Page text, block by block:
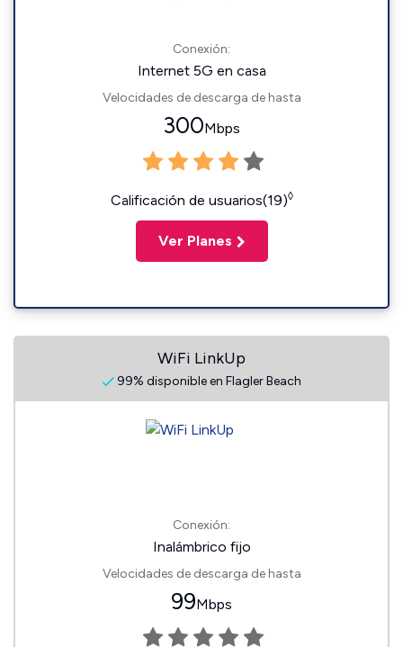
Conexión:
Internet 5G en casa
Velocidades de descarga de hasta
300Mbps
Calificación de usuarios(19)◊
Ver Planes
WiFi LinkUp
99% disponible en Flagler Beach
Conexión:
Inalámbrico fijo
Velocidades de descarga de hasta
99Mbps